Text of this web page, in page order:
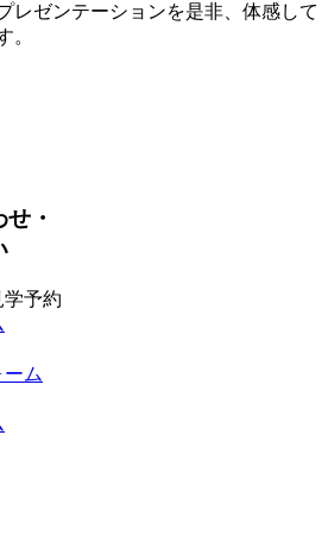
レゼンテーションを是非、体感して
。
・
ム